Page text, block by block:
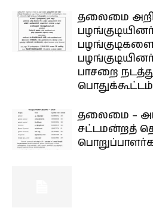
தலைமை
பழங்குடியினர்
பாசறை
பொதுக்கூட்டம்
தலைமை –
சட்டமன்றத்